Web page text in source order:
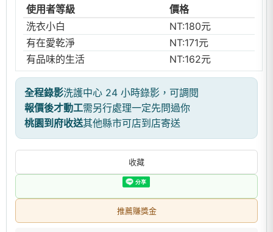
使用者等級
價格
洗衣小白
NT:180元
有在愛乾淨
NT:171元
有品味的生活
NT:162元
全程錄影洗護中心 24 小時錄影，可調閱
報價後才動工需另行處理一定先問過你
桃園到府收送其他縣市可店到店寄送
收藏
推薦賺獎金